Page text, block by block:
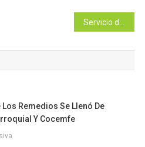
Los Remedios Se Llenó De
Y Cocemfe